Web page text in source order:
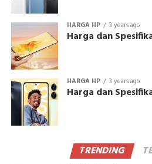
HARGA HP 3 years ago
Harga dan
HARGA HP 3 years ago
Harga dan
TRENDING